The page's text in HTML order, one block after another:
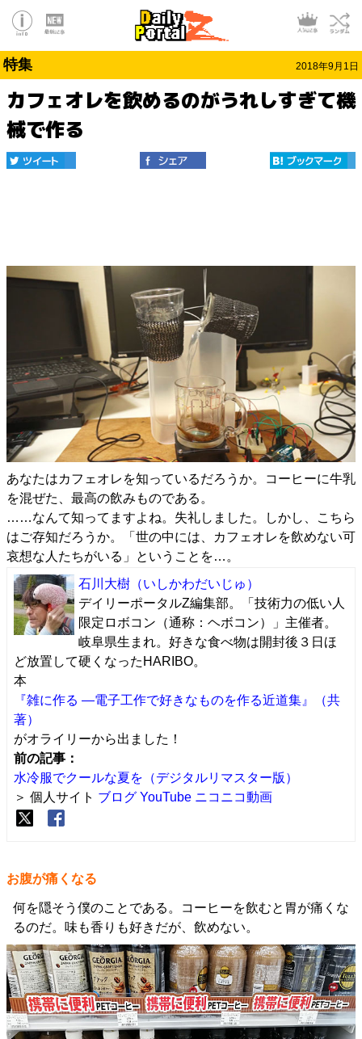
特集 2018年9月1日
カフェオレを飲めるのがうれしすぎて機
械で作る
あなたはカフェオレを知っているだろうか。コーヒーに牛乳
を混ぜた、最高の飲みものである。
……なんて知ってますよね。失礼しました。しかし、こちら
はご存知だろうか。「世の中には、カフェオレを飲めない可
哀想な人たちがいる」ということを…。
石川大樹 （いしかわだいじゅ）
デイリーポータルZ編集部。「技術力の低い人
限定ロボコン（通称：ヘボコン）」主催者。
岐阜県生まれ。好きな食べ物は開封後３日ほ
ど放置して硬くなったHARIBO。
本
『雑に作る ―電子工作で好きなものを作る近道集』（共
著）
がオライリーから出ました！
前の記事：
水冷服でクールな夏を（デジタルリマスター版）
＞ 個人サイト ブログ YouTube ニコニコ動画
お腹が痛くなる
何を隠そう僕のことである。コーヒーを飲むと胃が痛くな
るのだ。味も香りも好きだが、飲めない。